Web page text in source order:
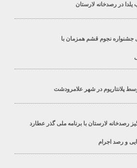
یلدا در رصدخانه لارستان
جشنواره نجوم قشم همزمان با
پلانتاریوم در شهر علامرودشت
رصدخانه لارستان با برنامه ملی گذر عطارد
و رصد اجرام